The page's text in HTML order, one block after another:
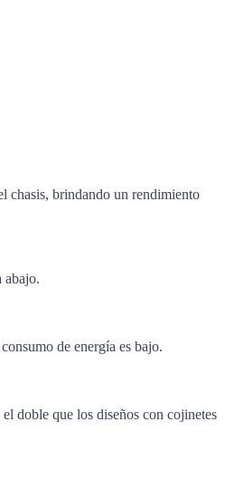
chasis, brindando un rendimiento
abajo.
de energía es bajo.
doble que los diseños con cojinetes